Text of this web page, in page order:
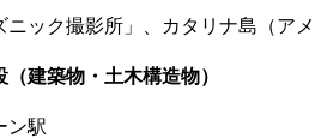
ック撮影所」、カタリナ島（アメ
建築物・土木構造物）
ン駅